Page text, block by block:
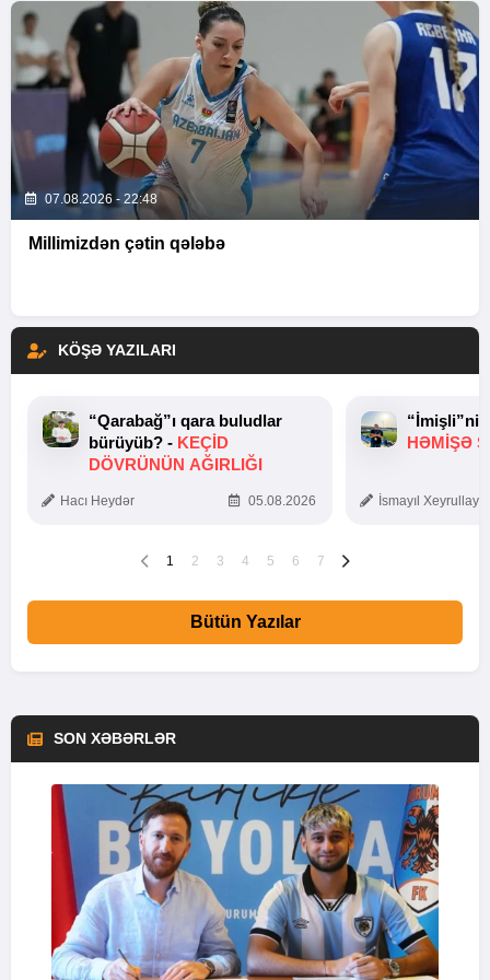
07.08.2026 - 22:48
Millimizdən çətin qələbə
KÖŞƏ YAZILARI
“Qarabağ”ı qara buludlar
bürüyüb? - KEÇID
DÖVRÜNÜN AĞIRLIĞI
Hacı Heydər 05.08.2026
HƏMIŞƏ
İsmayıl
1 2 3 4 5 6 7
Bütün Yazılar
SON XƏBƏRLƏR